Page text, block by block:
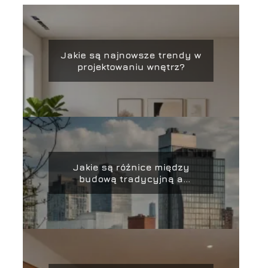
Jakie są najnowsze trendy w
projektowaniu wnętrz?
Jakie są różnice między
budową tradycyjną a